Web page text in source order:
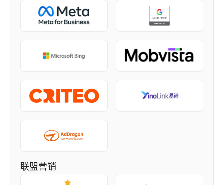
联盟营销